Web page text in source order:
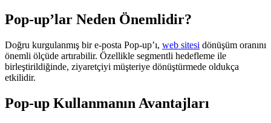
Pop-up’lar Neden Önemlidir?
Doğru kurgulanmış bir e-posta Pop-up’ı, web sitesi dönüşüm oranını
önemli ölçüde artırabilir. Özellikle segmentli hedefleme ile
birleştirildiğinde, ziyaretçiyi müşteriye dönüştürmede oldukça
etkilidir.
Pop-up Kullanmanın Avantajları